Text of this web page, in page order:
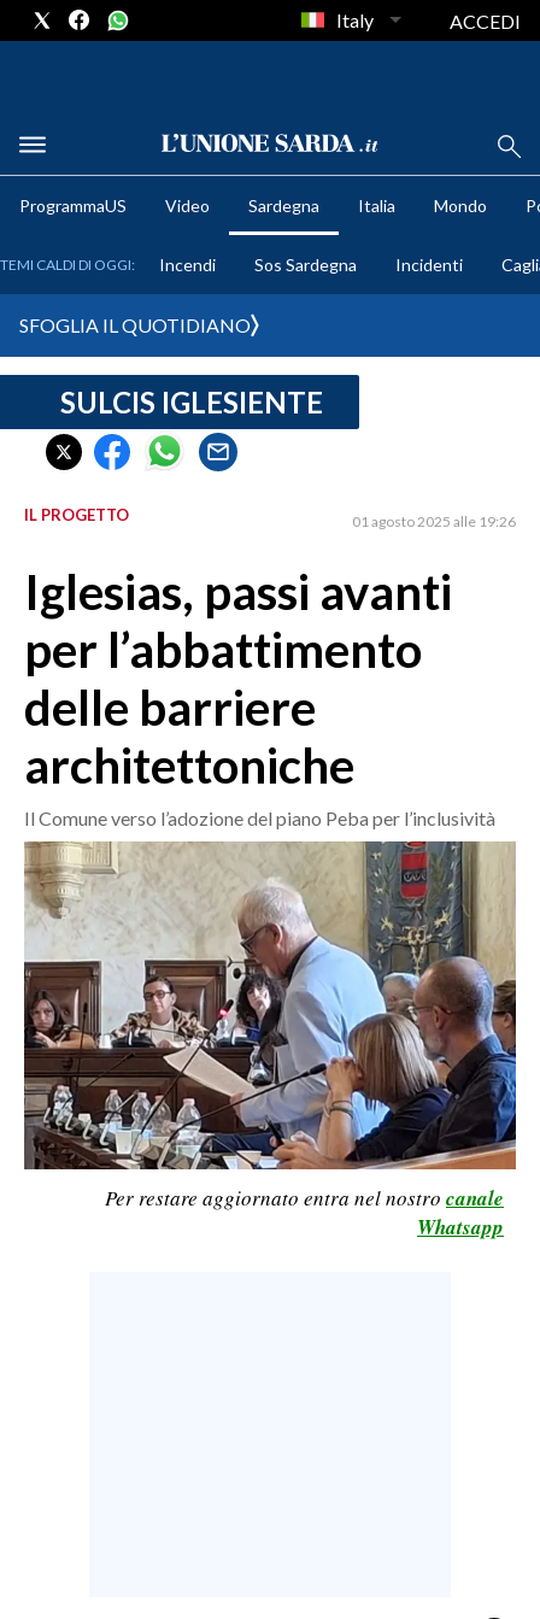
METEO
CRONACA SARDEGNA
CAGLIARI
SULCIS IGLESIENTE
ORISTANO E PROVINCIA
SASSARI E PROVINCIA
GALLURA
NUORO E PROVINCIA
OGLIASTRA
AGENDA
CRONACA
ITALIA
MONDO
POLITICA
ECONOMIA
SERVIZI ALLE IMPRESE
LAVORO
BANDI
SPORT IN SARDEGNA
Italy ACCEDI
ProgrammaUS Video Sardegna Italia Mondo
TEMI CALDI DI OGGI: Incendi Sos Sardegna Incidenti
SFOGLIA IL QUOTIDIANO
SULCIS IGLESIENTE
IL PROGETTO 01 agosto 2025 alle 19:26
Iglesias, passi avanti
per l’abbattimento
delle barriere
architettoniche
Il Comune verso l’adozione del piano Peba per l’inclusività
Per restare aggiornato entra nel nostro canale
Whatsapp